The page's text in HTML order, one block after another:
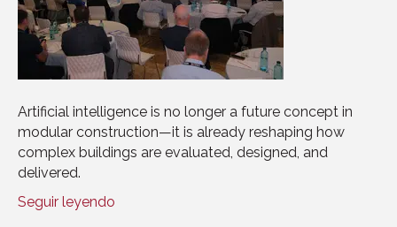
Artificial intelligence is no longer a future concept in
modular construction—it is already reshaping how
complex buildings are evaluated, designed, and
delivered.
Seguir leyendo